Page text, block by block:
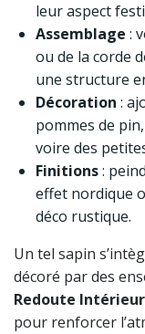
leur aspect
Assemblage :
ou de la corde
une structure
Décoration :
pommes de
voire des
Finitions:
effet nordique
déco rustique.
Un tel sapin
décoré par des
Redoute
pour renforcer